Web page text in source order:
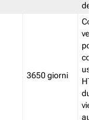
3650 giorni
viene